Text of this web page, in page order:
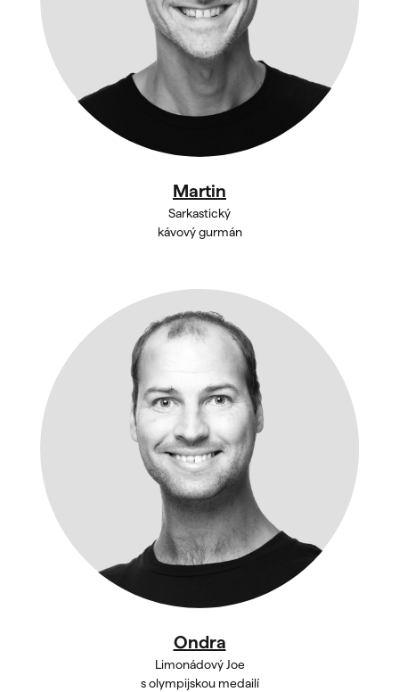
Martin
Sarkastický
kávový gurmán
Ondra
Limonádový Joe
s olympijskou medailí